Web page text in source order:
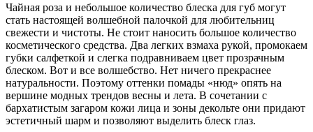
Чайная роза и небольшое количество блеска для губ могут
стать настоящей волшебной палочкой для любительниц
свежести и чистоты. Не стоит наносить большое количество
косметического средства. Два легких взмаха рукой, промокаем
губки салфеткой и слегка подравниваем цвет прозрачным
блеском. Вот и все волшебство. Нет ничего прекраснее
натуральности. Поэтому оттенки помады «нюд» опять на
вершине модных трендов весны и лета. В сочетании с
бархатистым загаром кожи лица и зоны декольте они придают
эстетичный шарм и позволяют выделить блеск глаз.